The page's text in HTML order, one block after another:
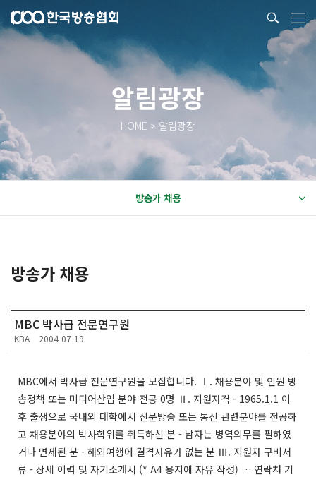
알림광장
HOME > 알림광장
방송가 채용
방송가 채용
MBC 박사급 전문연구원
KBA 2004-07-19
MBC에서 박사급 전문연구원을 모집합니다. Ⅰ. 채용분야 및 인원 방
송정책 또는 미디어산업 분야 전공 0명 Ⅱ. 지원자격 - 1965.1.1 이
후 출생으로 국내외 대학에서 신문방송 또는 통신 관련분야를 전공하
고 채용분야의 박사학위를 취득하신 분 - 남자는 병역의무를 필하였
거나 면제된 분 - 해외여행에 결격사유가 없는 분 Ⅲ. 지원자 구비서
류 - 상세 이력 및 자기소개서 (* A4 용지에 자유 작성) … 연락처 기